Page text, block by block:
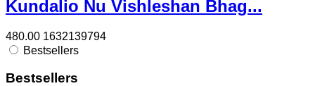
Kundalio Nu Vishleshan Bhag...
480.00 1632139794
Bestsellers
Bestsellers